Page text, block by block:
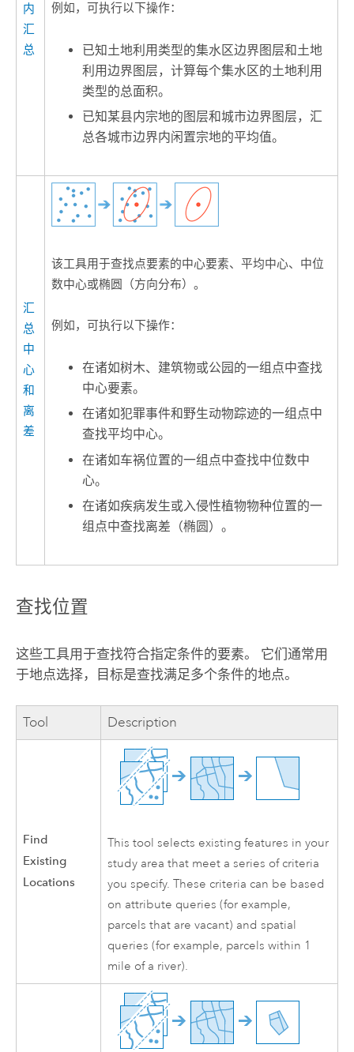
内
汇
总
例如，可执行以下操作：
已知土地利用类型的集水区边界图层和土地
利用边界图层，计算每个集水区的土地利用
类型的总面积。
已知某县内宗地的图层和城市边界图层，汇
总各城市边界内闲置宗地的平均值。
汇
总
中
心
和
离
差
该工具用于查找点要素的中心要素、平均中心、中位
数中心或椭圆（方向分布）。
例如，可执行以下操作：
在诸如树木、建筑物或公园的一组点中查找
中心要素。
在诸如犯罪事件和野生动物踪迹的一组点中
查找平均中心。
在诸如车祸位置的一组点中查找中位数中
心。
在诸如疾病发生或入侵性植物物种位置的一
组点中查找离差（椭圆）。
查找位置
这些工具用于查找符合指定条件的要素。 它们通常用
于地点选择，目标是查找满足多个条件的地点。
Tool Description
Find
Existing
Locations
This tool selects existing features in your
study area that meet a series of criteria
you specify. These criteria can be based
on attribute queries (for example,
parcels that are vacant) and spatial
queries (for example, parcels within 1
mile of a river).